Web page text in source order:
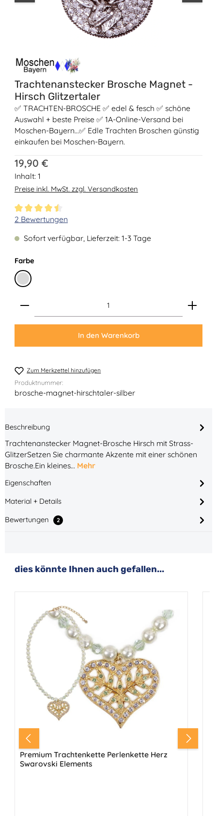
Trachtenanstecker Brosche Magnet -
Hirsch Glitzertaler
✅ TRACHTEN-BROSCHE ✅ edel & fesch ✅ schöne
Auswahl + beste Preise ✅ 1A-Online-Versand bei
Moschen-Bayern...✅ Edle Trachten Broschen günstig
einkaufen bei Moschen-Bayern.
Regulärer Preis:
19,90 €
Inhalt: 1
Preise inkl. MwSt. zzgl. Versandkosten
Durchschnittliche Bewertung von 4.5 von 5 Sternen
2 Bewertungen
Sofort verfügbar, Lieferzeit: 1-3 Tage
Farbeauswählen
Silber
Produkt Anzahl: Gib den gewünschten Wert ein
In den Warenkorb
Zum Merkzettel hinzufügen
Produktnummer:
brosche-magnet-hirschtaler-silber
Beschreibung
Trachtenanstecker Magnet-Brosche Hirsch mit Strass-
GlitzerSetzen Sie charmante Akzente mit einer schönen
Brosche.Ein kleines… Mehr
Eigenschaften
Material + Details
Bewertungen
2
Produktgalerie überspringen
dies könnte Ihnen auch gefallen...
Premium Trachtenkette Perlenkette Herz
Swarovski Elements